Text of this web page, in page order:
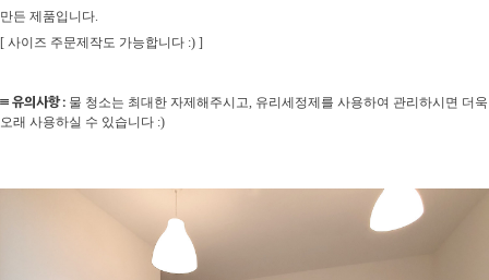
만든 제품입니다.
[ 사이즈 주문제작도 가능합니다 :) ]
≡ 유의사항 : 물 청소는 최대한 자제해주시고, 유리세정제를 사용하여 관리하시면 더욱
오래 사용하실 수 있습니다 :)